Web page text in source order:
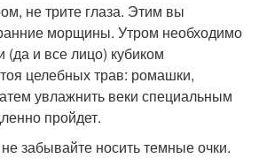
не трите глаза. Этим вы
морщины. Утром необходимо
(да и все лицо) кубиком
целебных трав: ромашки,
увлажнить веки специальным
пройдет.
забывайте носить темные очки.